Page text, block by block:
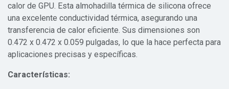
calor de GPU. Esta almohadilla térmica de silicona ofrece
una excelente conductividad térmica, asegurando una
transferencia de calor eficiente. Sus dimensiones son
0.472 x 0.472 x 0.059 pulgadas, lo que la hace perfecta para
aplicaciones precisas y específicas.
Características: